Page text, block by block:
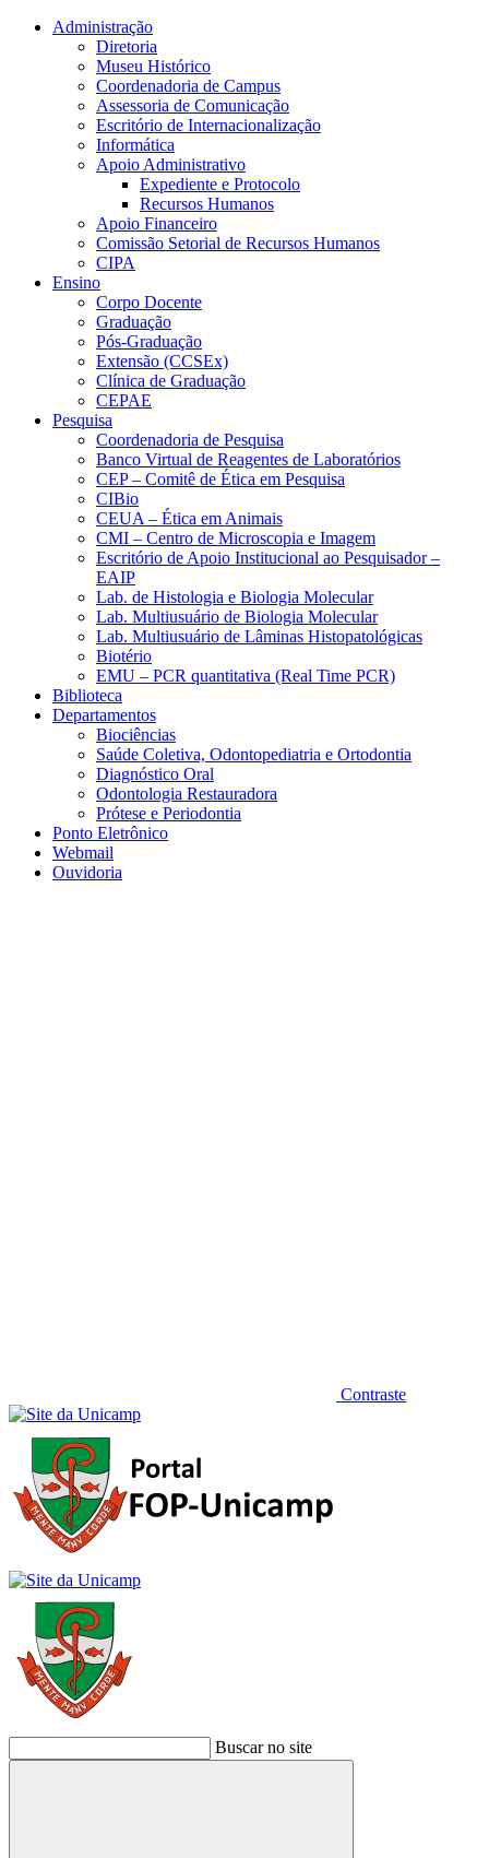
Conteúdo principal Menu principal
Administração
Diretoria
Museu Histórico
Coordenadoria de Campus
Assessoria de Comunicação
Escritório de Internacionalização
Informática
Apoio Administrativo
Expediente e Protocolo
Recursos Humanos
Apoio Financeiro
Comissão Setorial de Recursos Humanos
CIPA
Ensino
Corpo Docente
Graduação
Pós-Graduação
Extensão (CCSEx)
Clínica de Graduação
CEPAE
Pesquisa
Coordenadoria de Pesquisa
Banco Virtual de Reagentes de Laboratórios
CEP – Comitê de Ética em Pesquisa
CIBio
CEUA – Ética em Animais
CMI – Centro de Microscopia e Imagem
Escritório de Apoio Institucional ao Pesquisador –
EAIP
Lab. de Histologia e Biologia Molecular
Lab. Multiusuário de Biologia Molecular
Lab. Multiusuário de Lâminas Histopatológicas
Biotério
EMU – PCR quantitativa (Real Time PCR)
Biblioteca
Departamentos
Biociências
Saúde Coletiva, Odontopediatria e Ortodontia
Diagnóstico Oral
Odontologia Restauradora
Prótese e Periodontia
Ponto Eletrônico
Webmail
Ouvidoria
Contraste
Buscar no site